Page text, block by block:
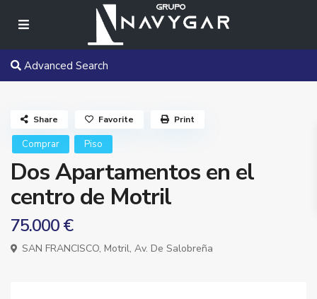
Advanced Search
Comprar Piso
Dos Apartamentos en el
centro de Motril
75.000 €
SAN FRANCISCO, Motril, Av. De Salobreña
Share Favorite Print